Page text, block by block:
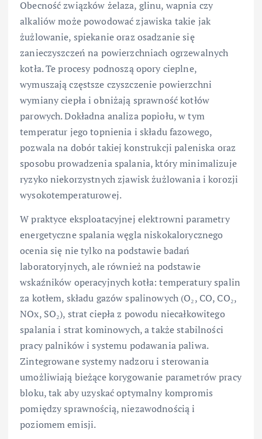
Obecność związków żelaza, glinu, wapnia czy
alkaliów może powodować zjawiska takie jak
żużlowanie, spiekanie oraz osadzanie się
zanieczyszczeń na powierzchniach ogrzewalnych
kotła. Te procesy podnoszą opory cieplne,
wymuszają częstsze czyszczenie powierzchni
wymiany ciepła i obniżają sprawność kotłów
parowych. Dokładna analiza popiołu, w tym
temperatur jego topnienia i składu fazowego,
pozwala na dobór takiej konstrukcji paleniska oraz
sposobu prowadzenia spalania, który minimalizuje
ryzyko niekorzystnych zjawisk żużlowania i korozji
wysokotemperaturowej.
W praktyce eksploatacyjnej elektrowni parametry
energetyczne spalania węgla niskokalorycznego
ocenia się nie tylko na podstawie badań
laboratoryjnych, ale również na podstawie
wskaźników operacyjnych kotła: temperatury spalin
za kotłem, składu gazów spalinowych (O₂, CO, CO₂,
NOx, SO₂), strat ciepła z powodu niecałkowitego
spalania i strat kominowych, a także stabilności
pracy palników i systemu podawania paliwa.
Zintegrowane systemy nadzoru i sterowania
umożliwiają bieżące korygowanie parametrów pracy
bloku, tak aby uzyskać optymalny kompromis
pomiędzy sprawnością, niezawodnością i
poziomem emisji.